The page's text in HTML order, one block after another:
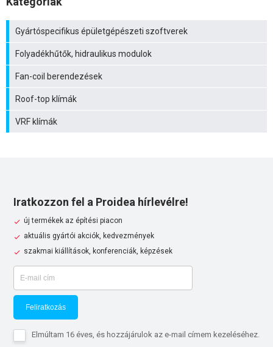
Gyártóspecifikus épületgépészeti szoftverek
Folyadékhűtők, hidraulikus modulok
Fan-coil berendezések
Roof-top klímák
VRF klímák
Iratkozzon fel a Proidea hírlevélre!
új termékek az építési piacon
aktuális gyártói akciók, kedvezmények
szakmai kiállítások, konferenciák, képzések
Feliratkozás
Elmúltam 16 éves, és hozzájárulok az e-mail címem kezeléséhez.